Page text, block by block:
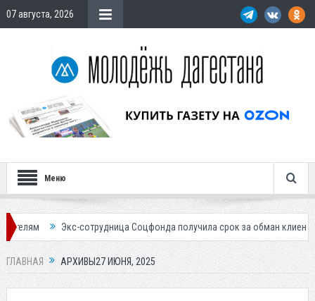
07 августа, 2026
Меню
Экс-сотрудница Соцфонда получила срок за обман клиентов
ГЛАВНАЯ АРХИВЫ27 ИЮНЯ, 2025